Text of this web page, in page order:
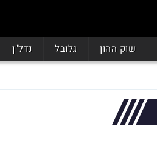
שוק ההון גלובל נדל"ן